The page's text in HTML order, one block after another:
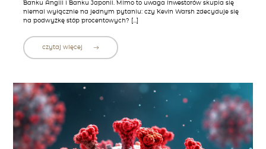
Banku Anglii i Banku Japonii. Mimo to uwaga inwestorów skupia się
niemal wyłącznie na jednym pytaniu: czy Kevin Warsh zdecyduje się
na podwyżkę stóp procentowych? […]
czytaj więcej